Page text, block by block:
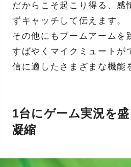
だからこそ起こり得る、感
ずキャッチして伝えます。
その他にもブームアームを
すばやくマイクミュートが
信に適したさまざまな機能
1台にゲーム実況を
凝縮